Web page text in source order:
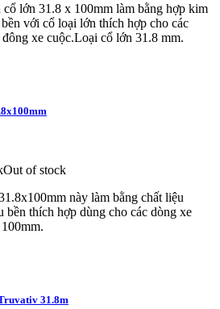
lớn 31.8 x 100mm làm bằng hợp kim
với cổ loại lớn thích hợp cho các
xe cuộc.Loại cổ lớn 31.8 mm.
Out of stock
này làm bằng chất liệu
bền thích hợp dùng cho các dòng xe
31.8m